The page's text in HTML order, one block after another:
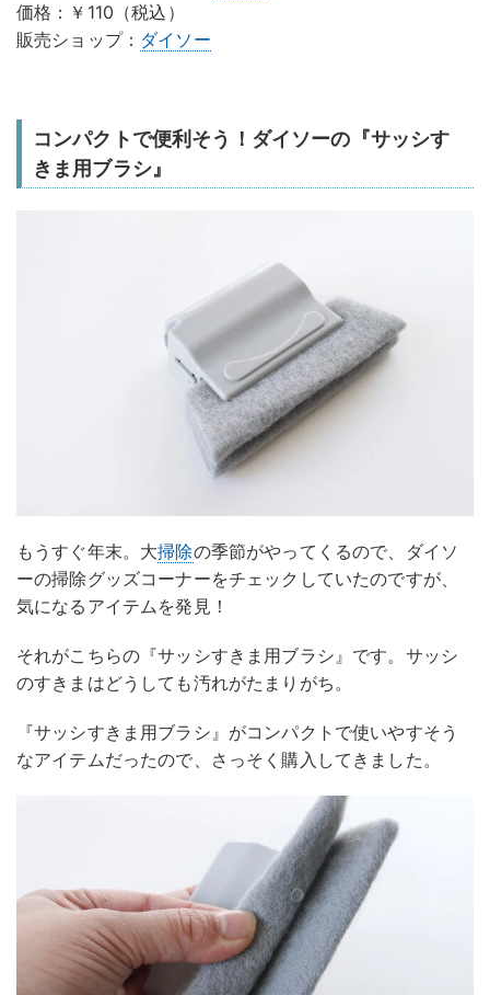
価格：￥110（税込）
販売ショップ： ダイソー
コンパクトで便利そう！ダイソーの『サッシす
きま用ブラシ』
もうすぐ年末。大掃除の季節がやってくるので、ダイソ
ーの掃除グッズコーナーをチェックしていたのですが、
気になるアイテムを発見！
それがこちらの『サッシすきま用ブラシ』です。サッシ
のすきまはどうしても汚れがたまりがち。
『サッシすきま用ブラシ』がコンパクトで使いやすそう
なアイテムだったので、さっそく購入してきました。